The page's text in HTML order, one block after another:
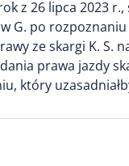
z 26 lipca 2023 r.,
G. po
ze skargi K.
prawa jazdy
który